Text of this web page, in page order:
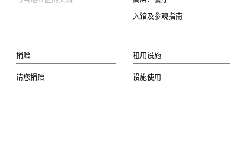
入馆及参观指南
捐赠
请您捐赠
租用设施
设施使用